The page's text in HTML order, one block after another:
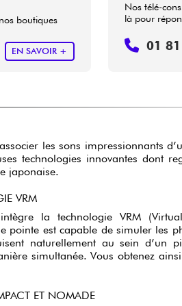
boutiques
EN SAVOIR +
Nos télé-
là pour
01
les sons impressionnants
technologies innovantes dont
japonaise.
VRM
la technologie VRM
pointe est capable de simuler les
naturellement au sein d’un
simultanée. Vous obtenez
ET NOMADE